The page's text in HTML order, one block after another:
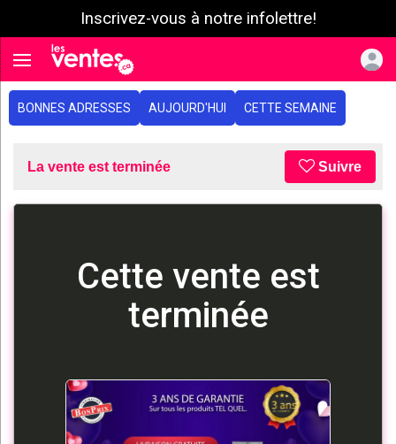
Inscrivez-vous à notre infolettre!
Toggle navigation
BONNES ADRESSES AUJOURD'HUI CETTE SEMAINE
La vente est terminée Suivre
Cette vente est
terminée